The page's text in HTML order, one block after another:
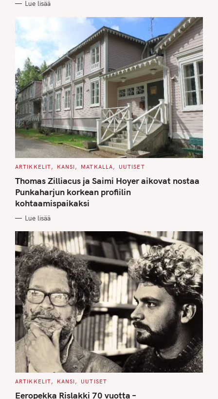
I
Lue lisää
C
T
E
G
O
R
I
S
ARTIKKELIT KANSI MATKALLA UUTISET
Thomas Zilliacus ja Saimi Hoyer aikovat nostaa
Punkaharjun korkean profiilin
kohtaamispaikaksi
Lue lisää
C
T
ARTIKKELIT KANSI UUTISET
Eeropekka Rislakki 70 vuotta –